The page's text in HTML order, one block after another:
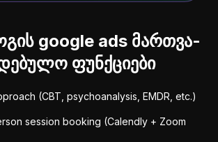
google ads მართვა-
ფუნქციები
(CBT, psychoanalysis, EMDR, etc.)
session booking (Calendly + Zoom